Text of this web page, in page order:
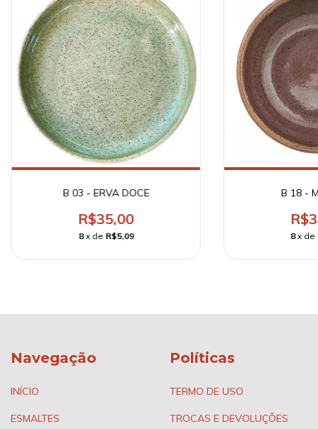
B 03 - ERVA DOCE
R$35,00
8 x de R$5,09
B 18 -
8 x de
Navegação
INÍCIO
ESMALTES
Políticas
TERMO DE USO
TROCAS E DEVOLUÇÕES